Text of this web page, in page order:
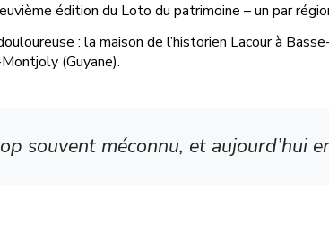
édition du Loto du patrimoine – un par
: la maison de l’historien Lacour à
(Guyane).
souvent méconnu, et aujourd’hui